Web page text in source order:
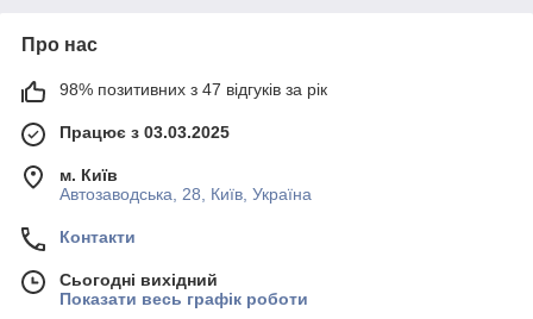
Про нас
98% позитивних з 47 відгуків за рік
Працює з 03.03.2025
м. Київ
Автозаводська, 28, Київ, Україна
Контакти
Сьогодні вихідний
Показати весь графік роботи